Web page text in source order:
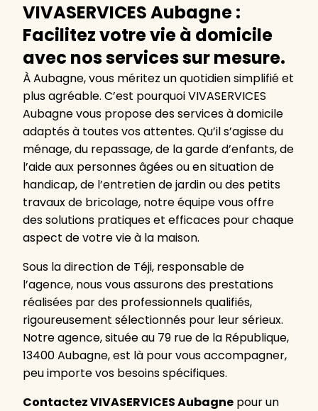
VIVASERVICES Aubagne :
Facilitez votre vie à domicile
avec nos services sur mesure.
À Aubagne, vous méritez un quotidien simplifié et
plus agréable. C’est pourquoi VIVASERVICES
Aubagne vous propose des services à domicile
adaptés à toutes vos attentes. Qu’il s’agisse du
ménage, du repassage, de la garde d’enfants, de
l’aide aux personnes âgées ou en situation de
handicap, de l’entretien de jardin ou des petits
travaux de bricolage, notre équipe vous offre
des solutions pratiques et efficaces pour chaque
aspect de votre vie à la maison.
Sous la direction de Téji, responsable de
l’agence, nous vous assurons des prestations
réalisées par des professionnels qualifiés,
rigoureusement sélectionnés pour leur sérieux.
Notre agence, située au 79 rue de la République,
13400 Aubagne, est là pour vous accompagner,
peu importe vos besoins spécifiques.
Contactez VIVASERVICES Aubagne pour un